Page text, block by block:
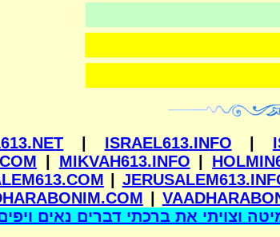
ISRAEL613.INFO
MIKVAH613.INFO
וצויתי את ברכתי דברים נאים